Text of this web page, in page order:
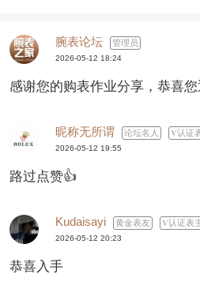
腕表论坛 管理员
2026-05-12 18:24
感谢您的购表作业分享，恭喜
昵称无所谓 论坛名人 认证
2026-05-12 19:55
路过点赞👍
Kudaisayi 黄金表友 认证表
2026-05-12 20:23
恭喜入手